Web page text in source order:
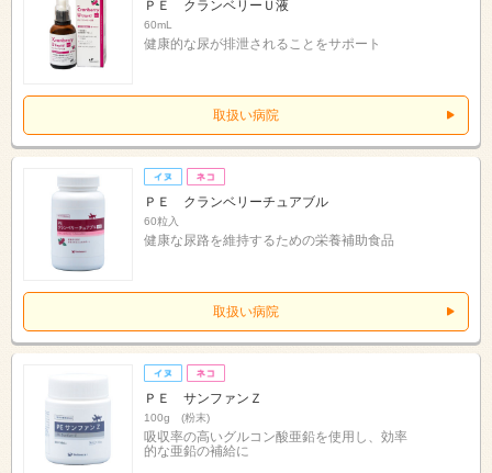
ＰＥ クランベリーＵ液
60mL
健康的な尿が排泄されることをサポート
取扱い病院
ＰＥ クランベリーチュアブル
60粒入
健康な尿路を維持するための栄養補助食品
取扱い病院
ＰＥ サンファンＺ
100g (粉末)
吸収率の高いグルコン酸亜鉛を使用し、効率
的な亜鉛の補給に